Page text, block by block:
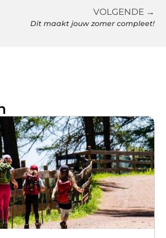
VOLGENDE →
Dit maakt jouw zomer compleet!